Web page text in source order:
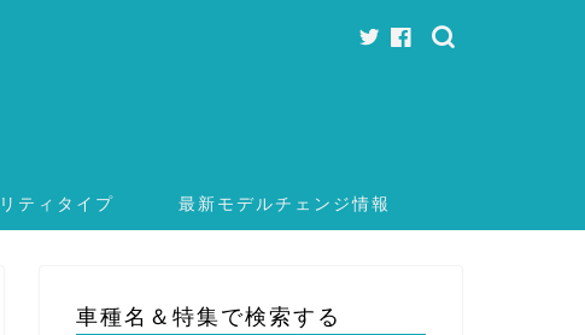
ティタイプ 最新モデルチェンジ情報
車種名＆特集で検索する